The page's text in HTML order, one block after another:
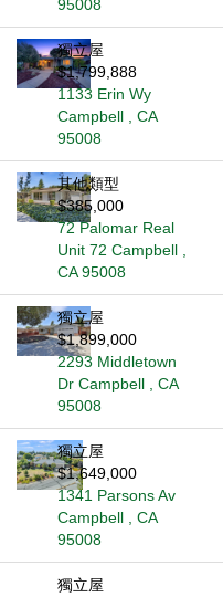
95008
獨立屋
$1,799,888
1133 Erin Wy
Campbell , CA
95008
其他類型
$385,000
72 Palomar Real
Unit 72 Campbell ,
CA 95008
獨立屋
$1,899,000
2293 Middletown
Dr Campbell , CA
95008
獨立屋
$1,649,000
1341 Parsons Av
Campbell , CA
95008
獨立屋